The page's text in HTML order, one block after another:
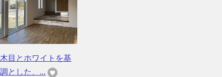
木目とホワイトを基
調とした、...